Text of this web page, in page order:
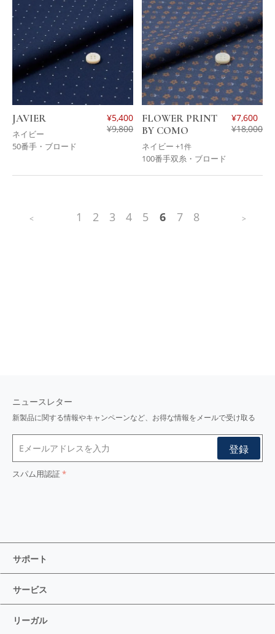
JAVIER
ネイビー
¥5,400
¥9,800
50番手・ブロード
FLOWER PRINT
BY COMO
ネイビー +1件
¥7,600
¥18,000
100番手双糸・ブロード
< 1 2 3 4 5 6 7 8 >
ニュースレター
新製品に関する情報やキャンペーンなど、お得な情報をメールで受け取る
スパム用認証
サポート
サービス
リーガル